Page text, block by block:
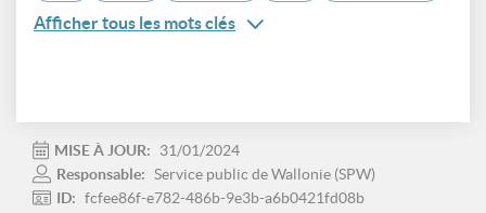
Afficher tous les mots clés
MISE À JOUR:
31/01/2024
Responsable: Service public de Wallonie (SPW)
ID: fcfee86f-e782-486b-9e3b-a6b0421fd08b